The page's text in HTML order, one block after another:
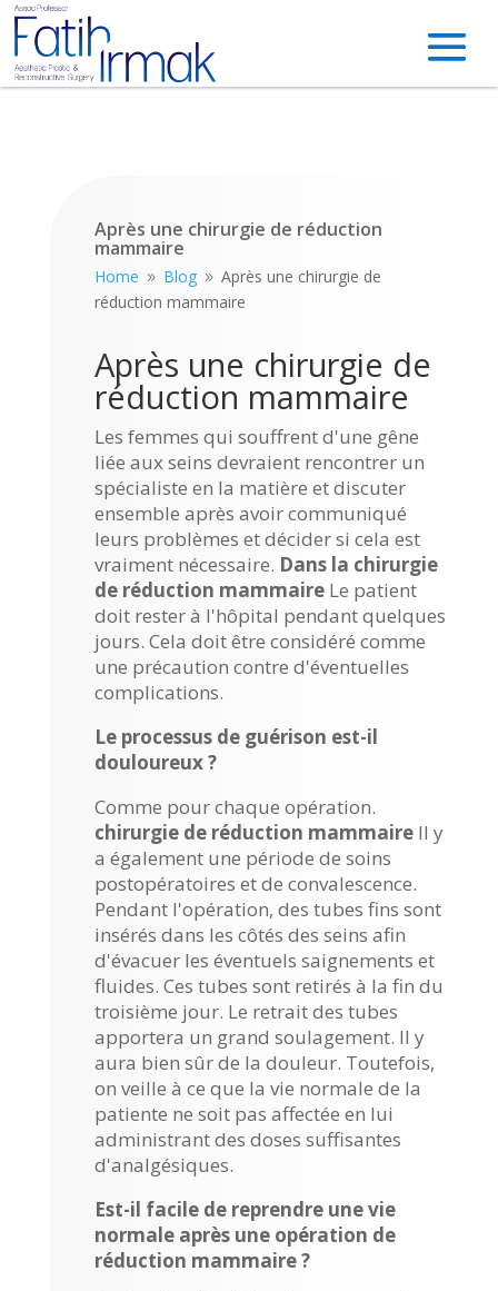
Après une chirurgie de réduction
mammaire
Home 9 Blog 9 Après une chirurgie de
réduction mammaire
Après une chirurgie de
réduction mammaire
Les femmes qui souffrent d'une gêne
liée aux seins devraient rencontrer un
spécialiste en la matière et discuter
ensemble après avoir communiqué
leurs problèmes et décider si cela est
vraiment nécessaire. Dans la chirurgie
de réduction mammaireLe patient
doit rester à l'hôpital pendant quelques
jours. Cela doit être considéré comme
une précaution contre d'éventuelles
complications.
Le processus de guérison est-il
douloureux ?
Comme pour chaque opération.
chirurgie de réduction mammaireIl y
a également une période de soins
postopératoires et de convalescence.
Pendant l'opération, des tubes fins sont
insérés dans les côtés des seins afin
d'évacuer les éventuels saignements et
fluides. Ces tubes sont retirés à la fin du
troisième jour. Le retrait des tubes
apportera un grand soulagement. Il y
aura bien sûr de la douleur. Toutefois,
on veille à ce que la vie normale de la
patiente ne soit pas affectée en lui
administrant des doses suffisantes
d'analgésiques.
Est-il facile de reprendre une vie
normale après une opération de
réduction mammaire ?